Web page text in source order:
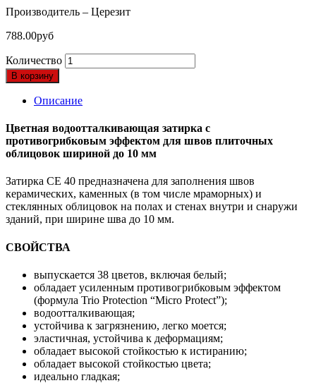
Производитель – Церезит
788.00руб
Количество
В корзину
Описание
Цветная водоотталкивающая затирка с
противогрибковым эффектом для швов плиточных
облицовок шириной до 10 мм
Затирка CE 40 предназначена для заполнения швов
керамических, каменных (в том числе мраморных) и
стеклянных облицовок на полах и стенах внутри и снаружи
зданий, при ширине шва до 10 мм.
СВОЙСТВА
выпускается 38 цветов, включая белый;
обладает усиленным противогрибковым эффектом
(формула Trio Protection “Micro Protect”);
водоотталкивающая;
устойчива к загрязнению, легко моется;
эластичная, устойчива к деформациям;
обладает высокой стойкостью к истиранию;
обладает высокой стойкостью цвета;
идеально гладкая;